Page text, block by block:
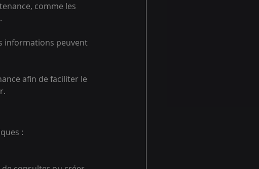
comme les
informations peuvent
afin de faciliter le
: